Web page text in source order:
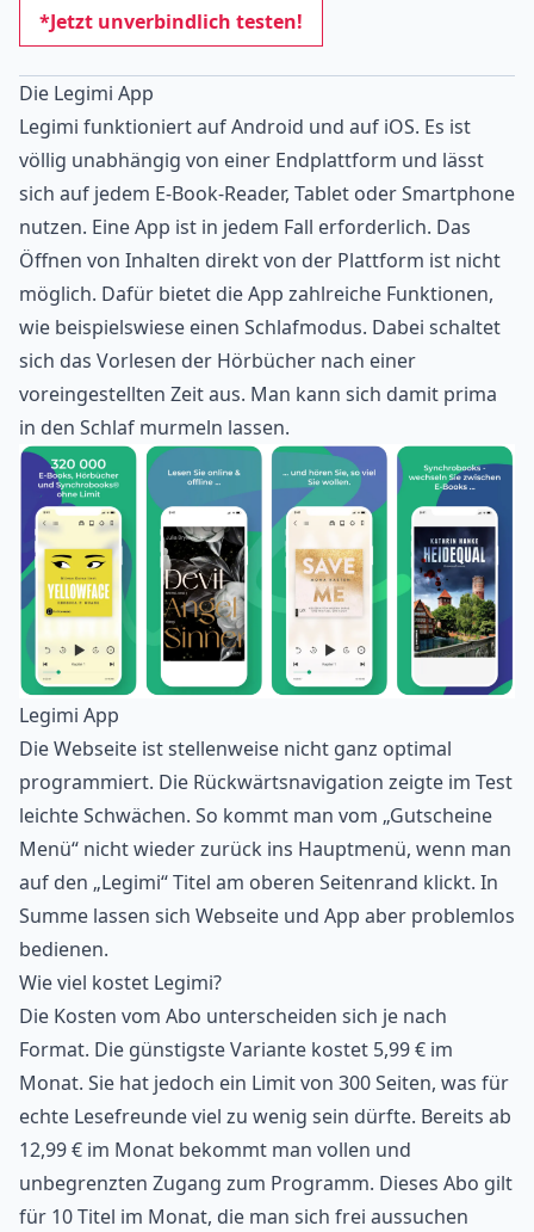
*Jetzt unverbindlich testen!
Die Legimi App
Legimi funktioniert auf Android und auf iOS. Es ist
völlig unabhängig von einer Endplattform und lässt
sich auf jedem E-Book-Reader, Tablet oder Smartphone
nutzen. Eine App ist in jedem Fall erforderlich. Das
Öffnen von Inhalten direkt von der Plattform ist nicht
möglich. Dafür bietet die App zahlreiche Funktionen,
wie beispielswiese einen Schlafmodus. Dabei schaltet
sich das Vorlesen der Hörbücher nach einer
voreingestellten Zeit aus. Man kann sich damit prima
in den Schlaf murmeln lassen.
Legimi App
Die Webseite ist stellenweise nicht ganz optimal
programmiert. Die Rückwärtsnavigation zeigte im Test
leichte Schwächen. So kommt man vom „Gutscheine
Menü“ nicht wieder zurück ins Hauptmenü, wenn man
auf den „Legimi“ Titel am oberen Seitenrand klickt. In
Summe lassen sich Webseite und App aber problemlos
bedienen.
Wie viel kostet Legimi?
Die Kosten vom Abo unterscheiden sich je nach
Format. Die günstigste Variante kostet 5,99 € im
Monat. Sie hat jedoch ein Limit von 300 Seiten, was für
echte Lesefreunde viel zu wenig sein dürfte. Bereits ab
12,99 € im Monat bekommt man vollen und
unbegrenzten Zugang zum Programm. Dieses Abo gilt
für 10 Titel im Monat, die man sich frei aussuchen